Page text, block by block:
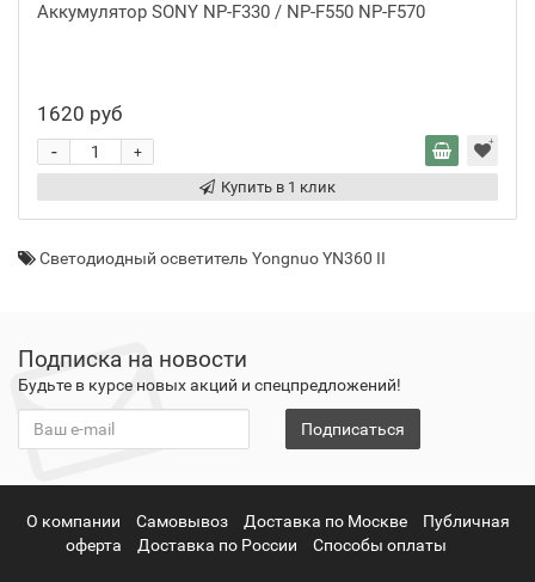
Аккумулятор SONY NP-F330 / NP-F550 NP-F570
1620 руб
+
-
Купить в 1 клик
Светодиодный осветитель Yongnuo YN360 II
Подписка на новости
Будьте в курсе новых акций и спецпредложений!
Подписаться
О компании Самовывоз Доставка по Москве
Публичная
оферта
Доставка по России Способы оплаты